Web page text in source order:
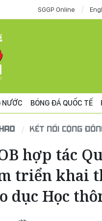
SGGP Online
NƯỚC BÓNG ĐÁ QUỐC TẾ
KẾT NỐI CỘNG
hợp tác
triển khai
dục Học